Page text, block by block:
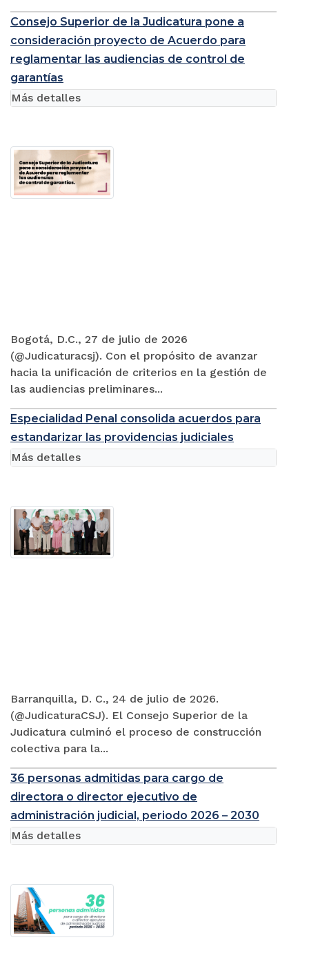
Consejo Superior de la Judicatura pone a
consideración proyecto de Acuerdo para
reglamentar las audiencias de control de
garantías
Bogotá, D.C., 27 de julio de 2026
(@Judicaturacsj). Con el propósito de avanzar
hacia la unificación de criterios en la gestión de
las audiencias preliminares...
Más detalles
Especialidad Penal consolida acuerdos para
estandarizar las providencias judiciales
Barranquilla, D. C., 24 de julio de 2026.
(@JudicaturaCSJ). El Consejo Superior de la
Judicatura culminó el proceso de construcción
colectiva para la...
Más detalles
36 personas admitidas para cargo de
directora o director ejecutivo de
administración judicial, periodo 2026 – 2030
Más detalles